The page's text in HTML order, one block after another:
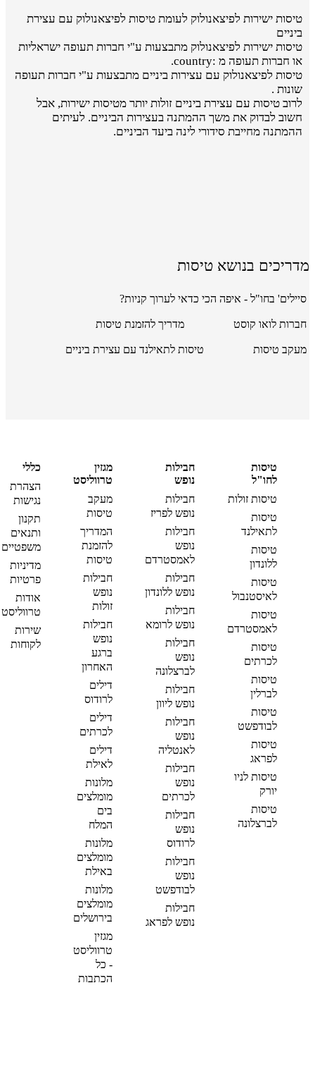
טיסות ישירות לפיצאנולוק לעומת טיסות לפיצאנולוק עם עצירת
ביניים
טיסות ישירות לפיצאנולוק מתבצעות ע"י חברות תעופה ישראליות
או חברות תעופה מ :country.
טיסות לפיצאנולוק עם עצירות ביניים מתבצעות ע"י חברות תעופה
שונות .
לרוב טיסות עם עצירת ביניים זולות יותר מטיסות ישירות, אבל
חשוב לבדוק את משך ההמתנה בעצירות הביניים. לעיתים
ההמתנה מחייבת סידורי לינה ביעד הביניים.
מדריכים בנושא טיסות
סיילים' בחו"ל - איפה הכי כדאי לערוך קניות?
חברות לואו קוסט מדריך להזמנת טיסות
מעקב טיסות טיסות לתאילנד עם עצירת ביניים
טיסות
לחו"ל
טיסות זולות
טיסות
לתאילנד
טיסות
ללונדון
טיסות
לאיסטנבול
טיסות
לאמסטרדם
טיסות
לכרתים
טיסות
לברלין
טיסות
לבודפשט
טיסות
לפראג
טיסות לניו
יורק
טיסות
לברצלונה
חבילות
נופש
חבילות
נופש לפריז
חבילות
נופש
לאמסטרדם
חבילות
נופש ללונדון
חבילות
נופש לרומא
חבילות
נופש
לברצלונה
חבילות
נופש ליוון
חבילות
נופש
לאנטליה
חבילות
נופש
לכרתים
חבילות
נופש
לרודוס
חבילות
נופש
לבודפשט
חבילות
נופש לפראג
מגזין
טרווליסט
מעקב
טיסות
המדריך
להזמנת
טיסות
חבילות
נופש
זולות
חבילות
נופש
ברגע
האחרון
דילים
לרודוס
דילים
לכרתים
דילים
לאילת
מלונות
מומלצים
בים
המלח
מלונות
מומלצים
באילת
מלונות
מומלצים
בירושלים
מגזין
טרווליסט
- כל
הכתבות
כללי
הצהרת
נגישות
תקנון
ותנאים
משפטיים
מדיניות
פרטיות
אודות
טרווליסט
שירות
לקוחות